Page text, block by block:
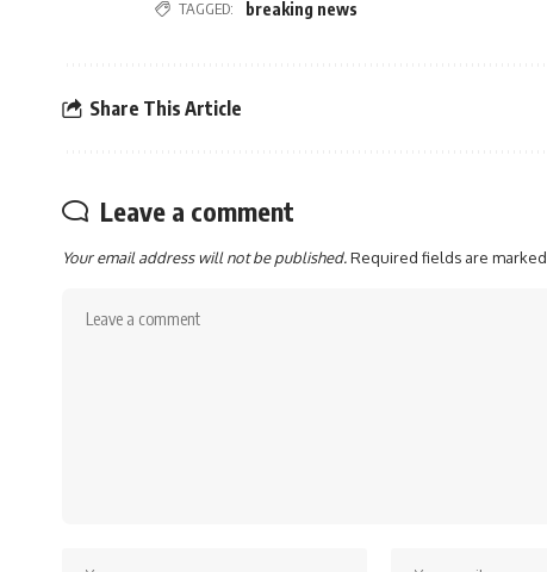
TAGGED: breaking news
Share This Article
Leave a comment
Your email address will not be published.Required fields are marked